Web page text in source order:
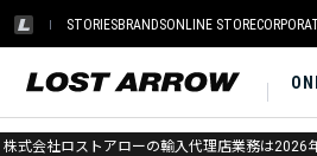
STORIESBRANDSONLINE STORE
株式会社ロストアローの輸入代理店業務は2026
ホーム > シートゥサミット > アウトドアギア